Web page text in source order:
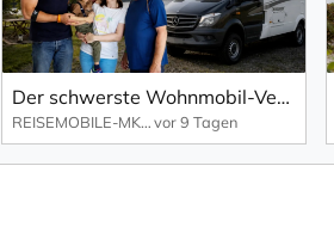
Der schwerste Wohnmobil-Verkauf, den wir jemals erlebt haben!
REISEMOBILE-MKK.DEvor 9 Tagen